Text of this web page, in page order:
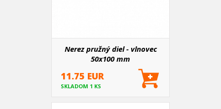
Nerez pružný diel - vlnovec
50x100 mm
11.75 EUR
SKLADOM 1 KS